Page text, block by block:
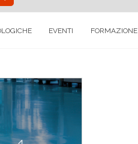
EVENTI FORMAZIONE